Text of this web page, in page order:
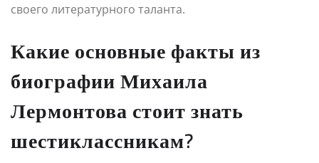
своего литературного таланта.
Какие основные факты из
биографии Михаила
Лермонтова стоит знать
шестиклассникам?